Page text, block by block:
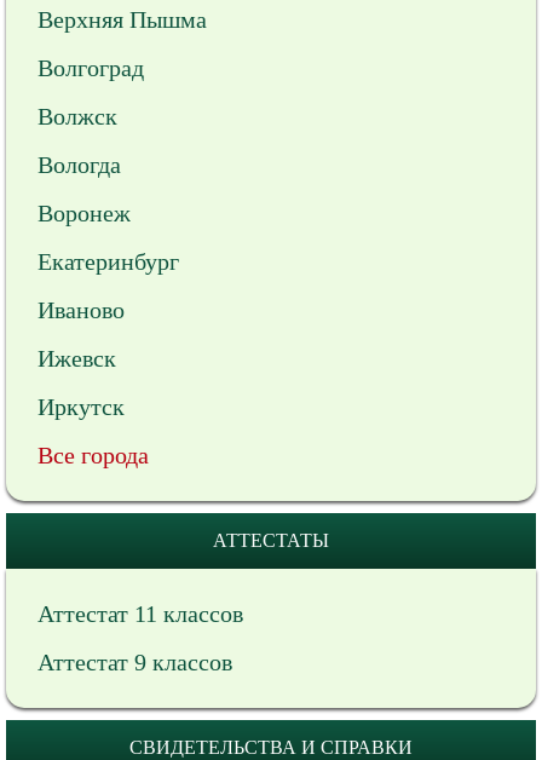
Верхняя Пышма
Волгоград
Волжск
Вологда
Воронеж
Екатеринбург
Иваново
Ижевск
Иркутск
Все города
АТТЕСТАТЫ
Аттестат 11 классов
Аттестат 9 классов
СВИДЕТЕЛЬСТВА И СПРАВКИ